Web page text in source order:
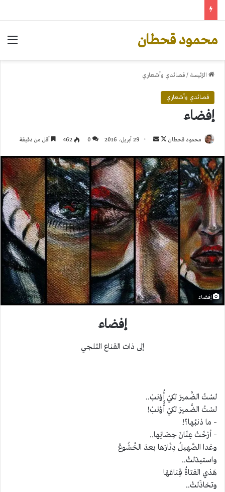
محمود قحطان
الرّئيسة /قصائدي وأشعاري
قصائدي وأشعاري
إفضاء
محمود قحطان
تابع
X
أرسل
إلكترونيا
29 أبريل، 2016 0
462 أقل من دقيقة
إفضاء
إفضاء
إلى ذات القناع الثلجي
لسْتُ الضَّميرَ لكيْ أُؤنبْ..
لسْتُ الضَّميرَ لكيْ أُُؤنبْ!
– ما ذنبُها؟!
– أرْخَتْ عِنَانَ حِصَانِها..
وغدا الصَّهيلُ دِثَارَها بعدَ الخُشُوعْ
واستبدَلتْ..
هَذي الفتاةُ قِناعَهَا
وتخاذَلتْ..